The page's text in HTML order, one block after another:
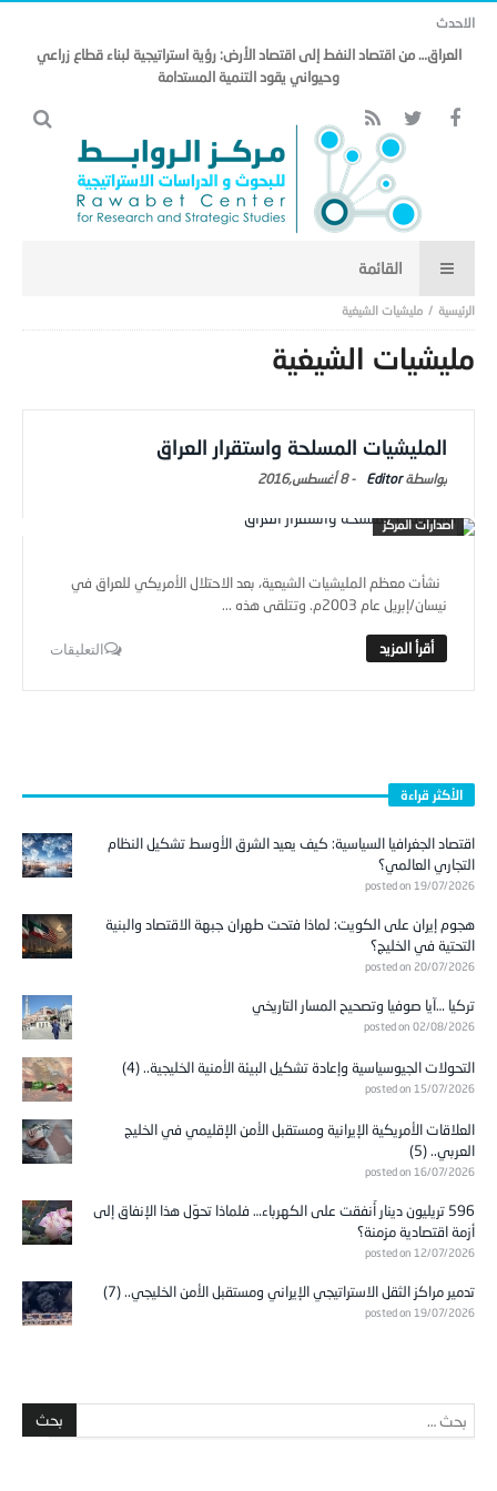
الاحدث
العراق… من اقتصاد النفط إلى اقتصاد الأرض: رؤية استراتيجية لبناء قطاع زراعي
وحيواني يقود التنمية المستدامة
مليشيات الشيغية
مليشيات الشيغية
المليشيات المسلحة واستقرار العراق
Editor
-8 أغسطس,2016
اصدارات المركز
نشأت معظم المليشيات الشيعية، بعد الاحتلال الأمريكي للعراق في
نيسان/إبريل عام 2003م. وتتلقى هذه ...
التعليقات
الأكثر قراءة
اقتصاد الجغرافيا السياسية: كيف يعيد الشرق الأوسط تشكيل النظام
التجاري العالمي؟
posted on 19/07/2026
هجوم إيران على الكويت: لماذا فتحت طهران جبهة الاقتصاد والبنية
التحتية في الخليج؟
posted on 20/07/2026
تركيا …آيا صوفيا وتصحيح المسار التاريخي
posted on 02/08/2026
التحولات الجيوسياسية وإعادة تشكيل البيئة الأمنية الخليجية.. (4)
posted on 15/07/2026
العلاقات الأمريكية الإيرانية ومستقبل الأمن الإقليمي في الخليج
العربي.. (5)
posted on 16/07/2026
596 تريليون دينار أُنفقت على الكهرباء… فلماذا تحوّل هذا الإنفاق إلى
أزمة اقتصادية مزمنة؟
posted on 12/07/2026
تدمير مراكز الثقل الاستراتيجي الإيراني ومستقبل الأمن الخليجي.. (7)
posted on 19/07/2026